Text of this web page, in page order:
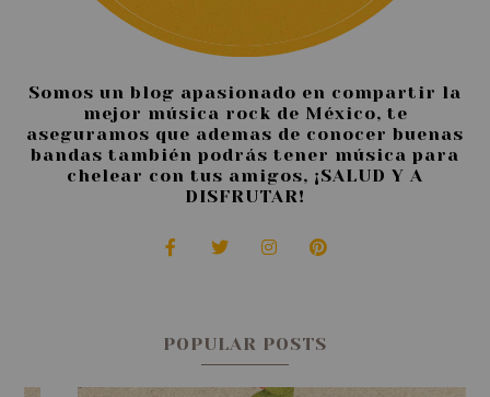
Somos un blog apasionado en compartir la
mejor música rock de México, te
aseguramos que ademas de conocer buenas
bandas también podrás tener música para
chelear con tus amigos, ¡SALUD Y A
DISFRUTAR!
POPULAR POSTS